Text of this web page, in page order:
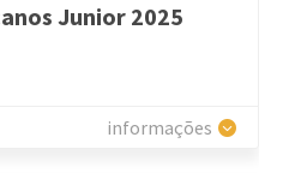
Junior 2025
informações